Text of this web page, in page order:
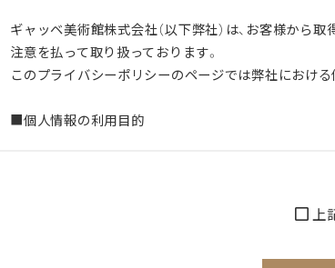
ギャッベ美術館株式会社（以下弊社）は、お客様から
注意を払って取り扱っております。
このプライバシーポリシーのページでは弊社におけ
■個人情報の利用目的
2.商品・サービスに関わるご相談・お問い合わせなど
上